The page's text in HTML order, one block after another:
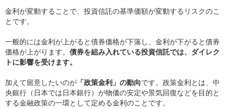
金利が変動することで、投資信託の基準価額が変動するリスクのこ
とです。
一般的には金利が上がると債券価格が下落し、金利が下がると債券
価格が上がります。 債券を組み入れている投資信託では、ダイレク
トに影響を受けます。
加えて留意したいのが 「政策金利」の動向です。政策金利とは、中
央銀行（日本では日本銀行）が物価の安定や景気回復などを目的と
する金融政策の一環として定める金利のことです。